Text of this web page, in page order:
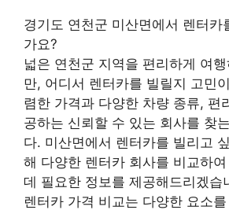
경기도 연천군 미산면에서 렌터카
가요?
넓은 연천군 지역을 편리하게 여
만, 어디서 렌터카를 빌릴지 고민
렴한 가격과 다양한 차량 종류, 편
공하는 신뢰할 수 있는 회사를 찾
다. 미산면에서 렌터카를 빌리고
해 다양한 렌터카 회사를 비교하
데 필요한 정보를 제공해드리겠습
렌터카 가격 비교는 다양한 요소